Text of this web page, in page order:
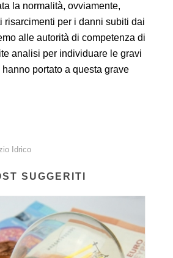
la normalità, ovviamente,
risarcimenti per i danni subiti dai
alle autorità di competenza di
analisi per individuare le gravi
portato a questa grave
Idrico
SUGGERITI